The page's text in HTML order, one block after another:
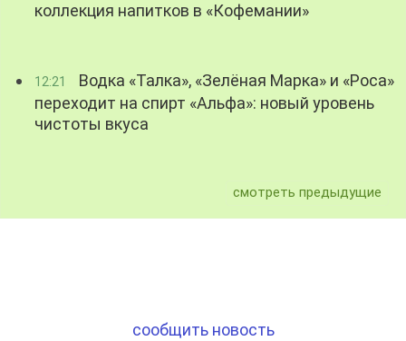
коллекция напитков в «Кофемании»
12:21
Водка «Талка», «Зелёная Марка» и «Роса»
переходит на спирт «Альфа»: новый уровень
чистоты вкуса
смотреть предыдущие
сообщить новость